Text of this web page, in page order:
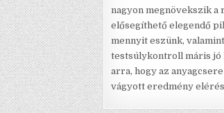
nagyon megnövekszik a
elősegíthető elegendő
mennyit eszünk,
testsúlykontroll máris jó
arra, hogy az
vágyott eredmény